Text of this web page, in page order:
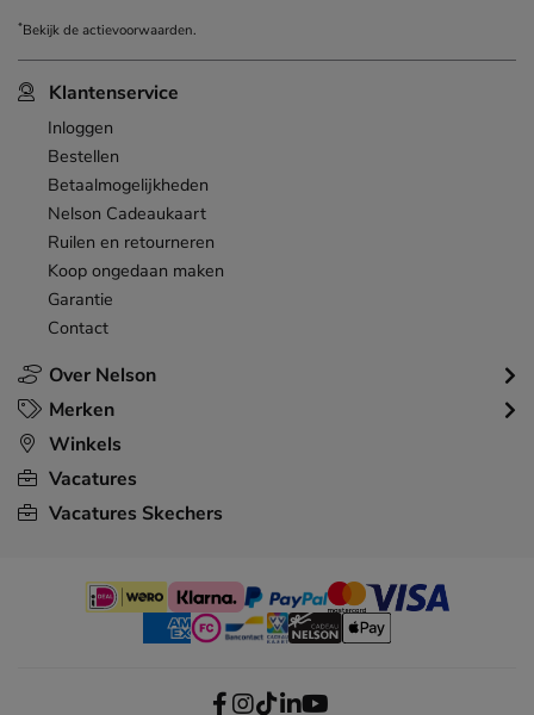
Over Nelson
Klantenservice
Inloggen
Bestellen
Betaalmogelijkheden
Nelson Cadeaukaart
Ruilen en retourneren
Koop ongedaan maken
Garantie
Contact
Merken
Winkels
Vacatures
Vacatures Skechers
*Bekijk deactievoorwaarden.